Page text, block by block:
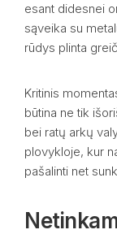
esant didesnei
sąveika su
rūdys plinta
Kritinis
būtina ne tik
bei ratų arkų
plovykloje, kur
pašalinti net